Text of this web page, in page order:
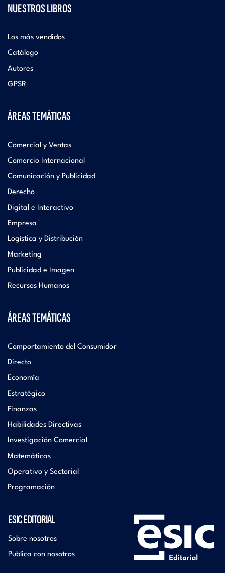
NUESTROS LIBROS
Los más vendidos
Catálogo
Autores
GPSR
ÁREAS TEMÁTICAS
Comercial y Ventas
Comercio Internacional
Comunicación y Publicidad
Derecho
Digital e Interactivo
Empresa
Logística y Distribución
Marketing
Publicidad e Imagen
Recursos Humanos
ÁREAS TEMÁTICAS
Comportamiento del Consumidor
Directo
Economía
Estratégico
Finanzas
Habilidades Directivas
Investigación Comercial
Matemáticas
Operativo y Sectorial
Programación
ESIC EDITORIAL
Sobre nosotros
Publica con nosotros